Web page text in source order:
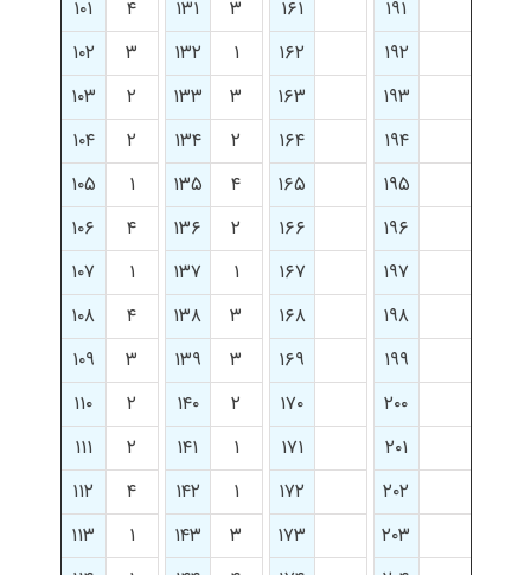
۱۹۱
۱۶۱ ۳ ۱۳۱ ۴
۱۰۱
۱۹۲
۱۶۲ ۱ ۱۳۲ ۳
۱۰۲
۱۹۳
۱۶۳ ۳ ۱۳۳ ۲
۱۰۳
۱۹۴
۱۶۴ ۲ ۱۳۴ ۲
۱۰۴
۱۹۵
۱۶۵ ۴ ۱۳۵ ۱
۱۰۵
۱۹۶
۱۶۶ ۲ ۱۳۶ ۴
۱۰۶
۱۹۷
۱۶۷ ۱ ۱۳۷ ۱
۱۰۷
۱۹۸
۱۶۸ ۳ ۱۳۸ ۴
۱۰۸
۱۹۹
۱۶۹ ۳ ۱۳۹ ۳
۱۰۹
۲۰۰
۱۷۰ ۲ ۱۴۰ ۲
۱۱۰
۲۰۱
۱۷۱ ۱ ۱۴۱ ۲
۱۱۱
۲۰۲
۱۷۲ ۱ ۱۴۲ ۴
۱۱۲
۲۰۳
۱۷۳ ۳ ۱۴۳ ۱
۱۱۳